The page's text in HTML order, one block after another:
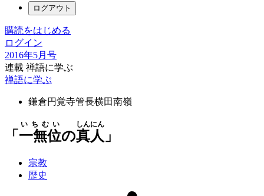
ログアウト
購読をはじめる
ログイン
2016年5月号
連載 禅語に学ぶ
禅語に学ぶ
鎌倉円覚寺管長横田南嶺
「 一無位
いちむい
の真人
しんにん
」
宗教
歴史